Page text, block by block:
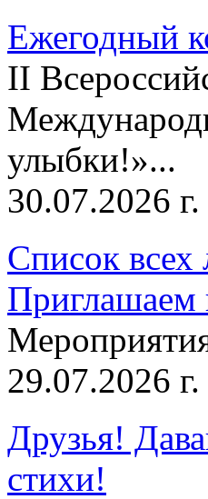
Ежегодный
II
улыбки!»...
30.07.2026 г.
Список всех
Приглашаем
29.07.2026 г.
Друзья!
стихи!